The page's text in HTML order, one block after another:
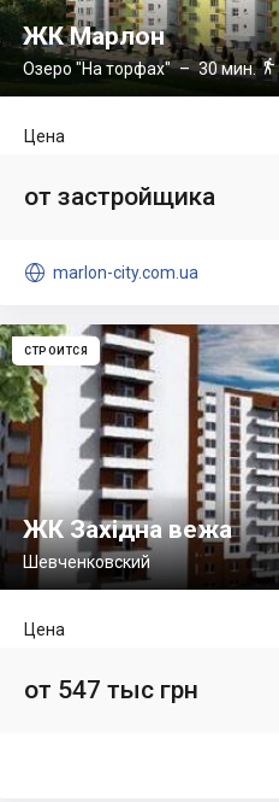
ЖК Марлон
Озеро "На торфах"– 30 мин.
Цена
от застройщика
 marlon-city.com.ua
СТРОИТСЯ
ЖК Західна вежа
Шевченковский
Цена
от 547 тыс грн